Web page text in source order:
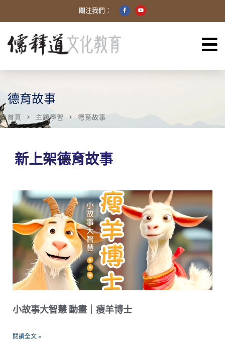
關注我們：
德育故事
首頁 主題學習 德育故事
新上架德育故事
小故事大智慧 動畫｜瘦羊博士
閱讀全文 »